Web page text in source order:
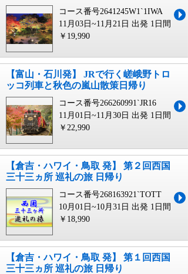
コース番号2641245W1`1IWA
11月03日~11月21日 出発 1日間
￥19,990
【富山・石川発】 JRで行く嵯峨野トロ
ッコ列車と秋色の嵐山散策日帰り
コース番号266260991`JR16
11月01日~11月30日 出発 1日間
￥22,990
【倉吉・ハワイ・鳥取 発】 第２回西国
三十三ヵ所 巡礼の旅 日帰り
コース番号268163921`TOTT
10月01日~10月31日 出発 1日間
￥18,990
【倉吉・ハワイ・鳥取 発】 第１回西国
三十三ヵ所 巡礼の旅 日帰り